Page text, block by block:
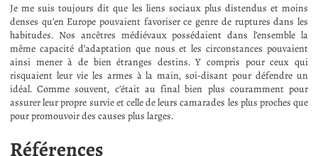
Je me suis toujours dit que les liens sociaux plus distendus et moins
denses qu’en Europe pouvaient favoriser ce genre de ruptures dans les
habitudes. Nos ancêtres médiévaux possédaient dans l’ensemble la
même capacité d’adaptation que nous et les circonstances pouvaient
ainsi mener à de bien étranges destins. Y compris pour ceux qui
risquaient leur vie les armes à la main, soi-disant pour défendre un
idéal. Comme souvent, c’était au final bien plus couramment pour
assurer leur propre survie et celle de leurs camarades les plus proches que
pour promouvoir des causes plus larges.
Références